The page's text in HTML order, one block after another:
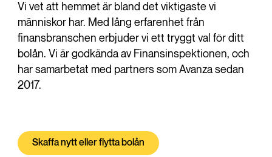
Vi vet att hemmet är bland det viktigaste vi
människor har. Med lång erfarenhet från
finansbranschen erbjuder vi ett tryggt val för ditt
bolån. Vi är godkända av Finansinspektionen, och
har samarbetat med partners som Avanza sedan
2017.
Skaffa nytt eller flytta bolån